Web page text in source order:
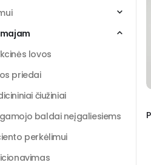
lovos
priedai
čiužiniai
baldai neįgaliesiems
perkėlimui